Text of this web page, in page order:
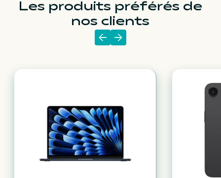
Les produits préférés de
nos clients